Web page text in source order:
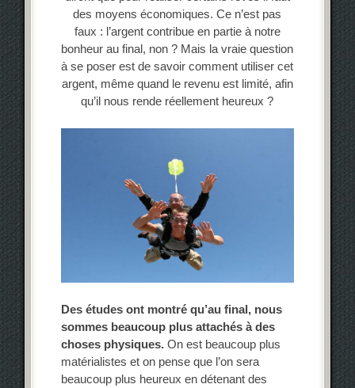
des moyens économiques. Ce n’est pas
faux : l’argent contribue en partie à notre
bonheur au final, non ? Mais la vraie question
à se poser est de savoir comment utiliser cet
argent, même quand le revenu est limité, afin
qu’il nous rende réellement heureux ?
Des études ont montré qu’au final, nous
sommes beaucoup plus attachés à des
choses physiques. On est beaucoup plus
matérialistes et on pense que l’on sera
beaucoup plus heureux en détenant des